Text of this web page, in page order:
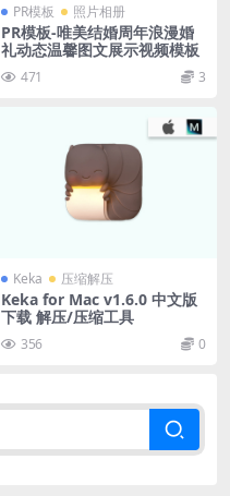
PR模板 照片相册
PR模板-唯美结婚周年浪漫婚
礼动态温馨图文展示视频模板
471 3
Keka 压缩解压
Keka for Mac v1.6.0 中文版
下载 解压/压缩工具
356 0